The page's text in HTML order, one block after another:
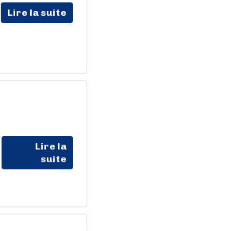
Lire la suite
Lire la
suite